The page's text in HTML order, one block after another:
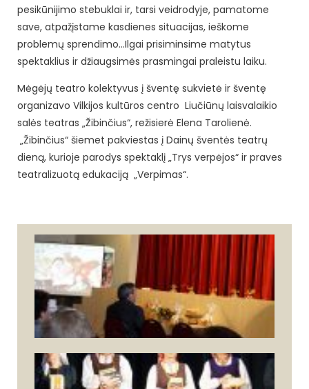
pesikūnijimo stebuklai ir, tarsi veidrodyje, pamatome
save, atpažįstame kasdienes situacijas, ieškome
problemų sprendimo…Ilgai prisiminsime matytus
spektaklius ir džiaugsimės prasmingai praleistu laiku.
Mėgėjų teatro kolektyvus į šventę sukvietė ir šventę
organizavo Vilkijos kultūros centro Liučiūnų laisvalaikio
salės teatras „Žibinčius“, režisierė Elena Tarolienė.
„Žibinčius“ šiemet pakviestas į Dainų šventės teatrų
dieną, kurioje parodys spektaklį „Trys verpėjos“ ir praves
teatralizuotą edukaciją „Verpimas“.